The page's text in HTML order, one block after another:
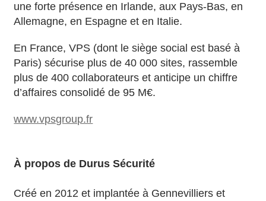
une forte présence en Irlande, aux Pays-Bas, en
Allemagne, en Espagne et en Italie.
En France, VPS (dont le siège social est basé à
Paris) sécurise plus de 40 000 sites, rassemble
plus de 400 collaborateurs et anticipe un chiffre
d’affaires consolidé de 95 M€.
www.vpsgroup.fr
À propos de Durus Sécurité
Créé en 2012 et implantée à Gennevilliers et